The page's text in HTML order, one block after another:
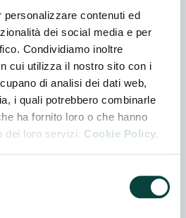
contenuti ed
dei social media e per
Condividiamo inoltre
cui utilizza il nostro sito con i
di analisi dei dati web,
i quali potrebbero combinarle
ha fornito loro o che hanno
dei loro servizi. Cookie Policy.
DI ALESSANDRA PETA
06 - Stand D 067
AFFAIR
06 - Stand F 067